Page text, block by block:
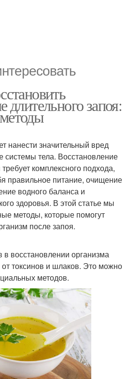
длительного запоя:
нанести значительный вред
системы тела. Восстановление
комплексного подхода,
правильное питание, очищение
водного баланса и
здоровья. В этой статье мы
методы, которые помогут
после запоя.
восстановлении организма
токсинов и шлаков. Это можно
методов.